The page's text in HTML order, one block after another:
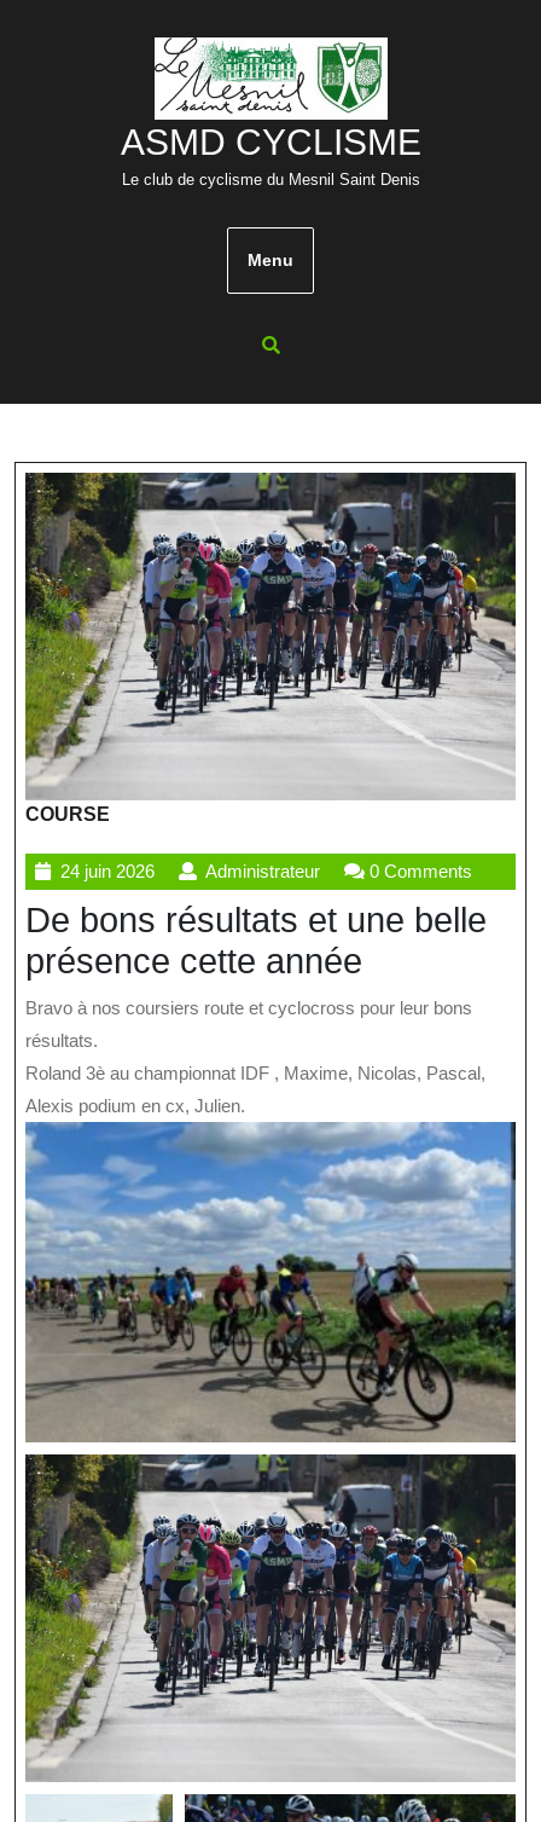
ASMD CYCLISME
Le club de cyclisme du Mesnil Saint Denis
Menu
COURSE
24 juin 202624
juin
2026
AdministrateurAdministrateur
0 Comments
De bons résultats et une belle
présence cette année
Bravo à nos coursiers route et cyclocross pour leur bons
résultats.
Roland 3è au championnat IDF , Maxime, Nicolas, Pascal,
Alexis podium en cx, Julien.